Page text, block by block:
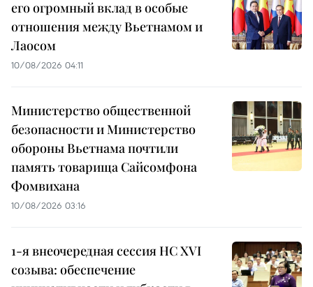
его огромный вклад в особые
отношения между Вьетнамом и
Лаосом
10/08/2026 04:11
Министерство общественной
безопасности и Министерство
обороны Вьетнама почтили
память товарища Сайсомфона
Фомвихана
10/08/2026 03:16
1-я внеочередная сессия НС XVI
созыва: обеспечение